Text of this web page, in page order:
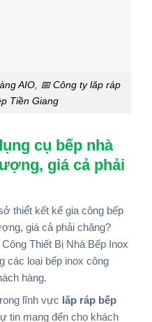
AIO, 📅 Công ty lăp ráp
Tiền Giang
cụ bếp nhà
giá cả phải
thiế́t kết kế gia công bếp
giá cả phải chăng?
Thiết Bị Nhà Bếp Inox
các loại bếp inox công
hàng.
lĩnh vực lăp ráp bếp
tin mang đến cho khách